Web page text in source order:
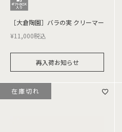
［大倉陶園］バラの実 クリーマー
¥11,000税込
再入荷お知らせ
在庫切れ